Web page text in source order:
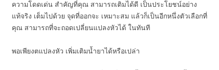
ความโดดเด่น สำคัญที่คุณ สามารถเติมได้ดี เป็นประโยชน์อย่าง
แท้จริง เต็มไปด้วย จุดที่ออกจะ เหมาะสม แล้วก็เป็นอีกหนึ่งตัวเลือกที่
คุณ สามารถที่จะถอดเปลี่ยนแปลงหัวได้ ในทันที
พอเพียงตแปลงหัว เพิ่มเติมน้ำยาได้หรือเปล่า